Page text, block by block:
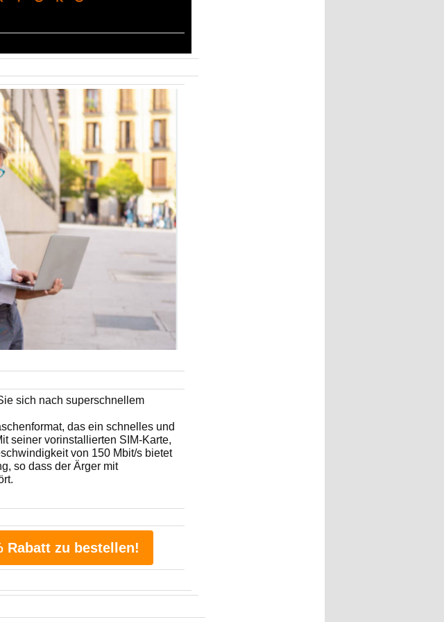
sich nach superschnellem
das ein schnelles und
seiner vorinstallierten SIM-Karte,
von 150 Mbit/s bietet
so dass der Ärger mit
Rabatt zu bestellen!